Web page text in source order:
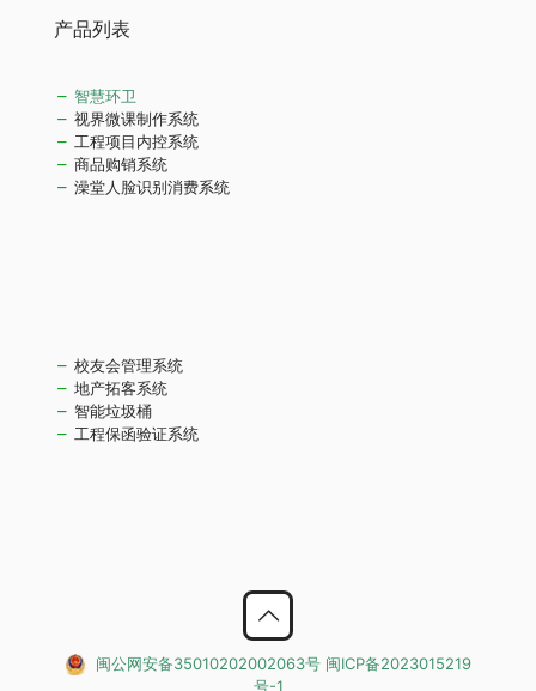
产品列表
智慧环卫
视界微课制作系统
工程项目内控系统
商品购销系统
澡堂人脸识别消费系统
校友会管理系统
地产拓客系统
智能垃圾桶
工程保函验证系统
闽公网安备35010202002063号 闽ICP备2023015219
号-1